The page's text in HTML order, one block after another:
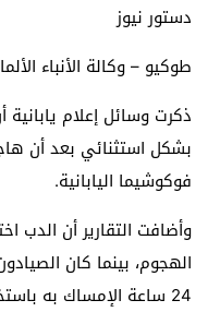
دستور نيوز
طوكيو – وكالة الأنباء
ذكرت وسائل إعلام
بشكل استثنائي بعد أن
فوكوشيما اليابانية.
وأضافت التقارير أن
الهجوم، بينما كان
24 ساعة الإمساك به باستخدام الأفخاخ وحتى سهام التخدير.